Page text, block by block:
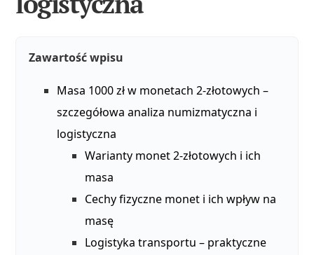
Zawartość wpisu
Masa 1000 zł w monetach 2-złotowych –
szczegółowa analiza numizmatyczna i
logistyczna
Warianty monet 2-złotowych i ich
masa
Cechy fizyczne monet i ich wpływ na
masę
Logistyka transportu – praktyczne